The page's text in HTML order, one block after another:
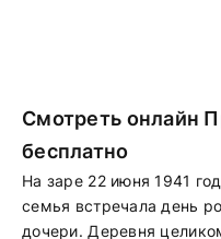
Смотреть онлайн
бесплатно
На заре 22 июня 1941
семья встречала день
дочери. Деревня